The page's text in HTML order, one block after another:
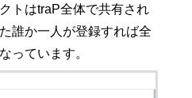
トはtraP全体で共有され
誰か一人が登録すれば全
っています。